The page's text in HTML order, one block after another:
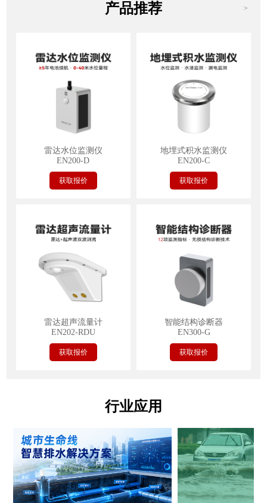
产品推荐 >
雷达水位监测仪
EN200-D
获取报价
地埋式积水监测仪
EN200-C
获取报价
雷达超声流量计
EN202-RDU
获取报价
智能结构诊断器
EN300-G
获取报价
行业应用